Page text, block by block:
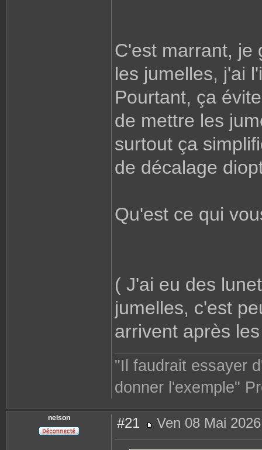
C'est marrant, je
les jumelles, j'ai
Pourtant, ça
de mettre les
surtout ça
de décalage
Qu'est ce qui
( J'ai eu des
jumelles, c'est
arrivent après
"Il faudrait essayer
donner l'exemple"
nelson #21
e
Ven 08 Mai